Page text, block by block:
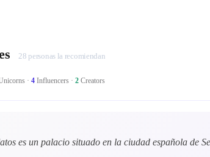
28 personas la recomiendan
· 4 Influencers · 2 Creators
es un palacio situado en la ciudad española de